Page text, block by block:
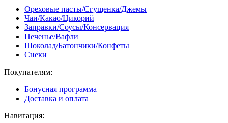
Ореховые пасты/Сгущенка/Джемы
Чаи/Какао/Цикорий
Заправки/Соусы/Консервация
Печенье/Вафли
Шоколад/Батончики/Конфеты
Снеки
Покупателям:
Бонусная программа
Доставка и оплата
Навигация: